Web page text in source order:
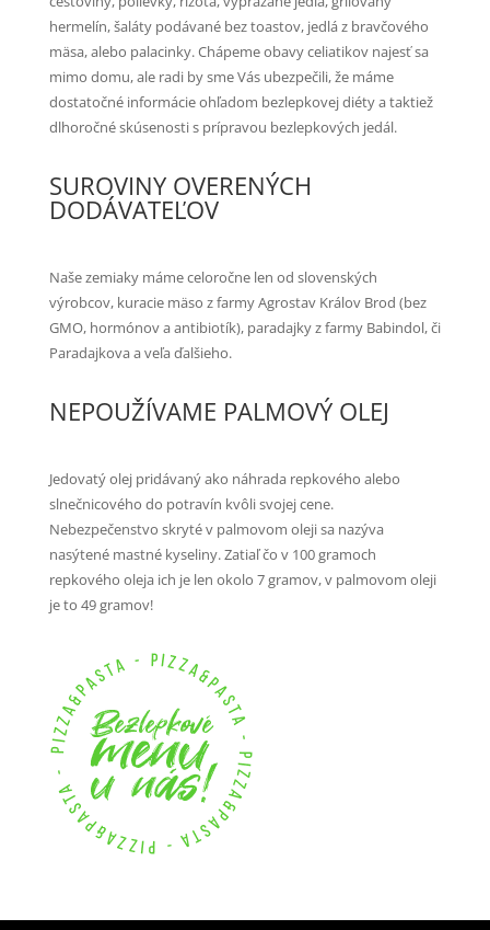
hermelín, šaláty podávané bez toastov, jedlá z bravčového
mäsa, alebo palacinky. Chápeme obavy celiatikov najesť sa
mimo domu, ale radi by sme Vás ubezpečili, že máme
dostatočné informácie ohľadom bezlepkovej diéty a taktiež
dlhoročné skúsenosti s prípravou bezlepkových jedál.
SUROVINY OVERENÝCH
DODÁVATEĽOV
Naše zemiaky máme celoročne len od slovenských
výrobcov, kuracie mäso z farmy Agrostav Králov Brod (bez
GMO, hormónov a antibiotík), paradajky z farmy Babindol, či
Paradajkova a veľa ďalšieho.
NEPOUŽÍVAME PALMOVÝ OLEJ
Jedovatý olej pridávaný ako náhrada repkového alebo
slnečnicového do potravín kvôli svojej cene.
Nebezpečenstvo skryté v palmovom oleji sa nazýva
nasýtené mastné kyseliny. Zatiaľ čo v 100 gramoch
repkového oleja ich je len okolo 7 gramov, v palmovom oleji
je to 49 gramov!